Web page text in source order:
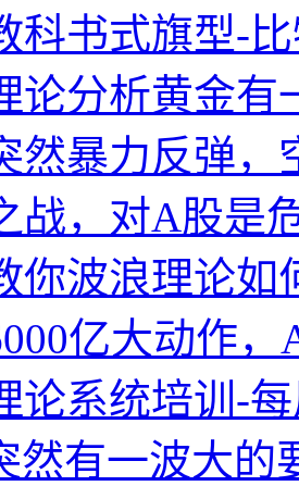
科书式旗型-
论分析黄金有
然暴力反弹，
战，对A股是
你波浪理论如
亿大动作
论系统培训-
然有一波大的